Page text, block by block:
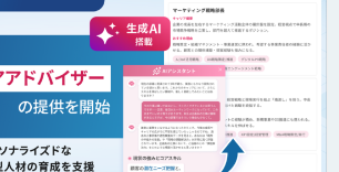
secondz Agentsense
Smart Search